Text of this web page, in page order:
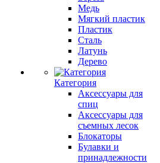
Медь
Мягкий пластик
Пластик
Сталь
Латунь
Дерево
Категория
Аксессуары для
спиц
Аксессуары для
съемных лесок
Блокаторы
Булавки и
принадлежности